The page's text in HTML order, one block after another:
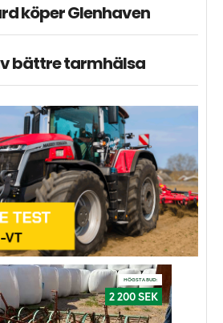
köper Glenhaven
bättre tarmhälsa